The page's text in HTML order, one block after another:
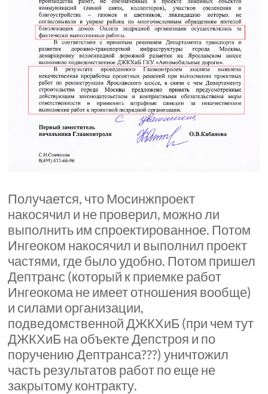
Получается, что Мосинжпроект
накосячил и не проверил, можно ли
выполнить им спроектированное. Потом
Ингеоком накосячил и выполнил проект
частями, где было удобно. Потом пришел
Дептранс (который к приемке работ
Ингеокома не имеет отношения вообще)
и силами организации,
подведомственной ДЖКХиБ (при чем тут
ДЖКХиБ на объекте Депстроя и по
поручению Дептранса???) уничтожил
часть результатов работ по еще не
закрытому контракту.